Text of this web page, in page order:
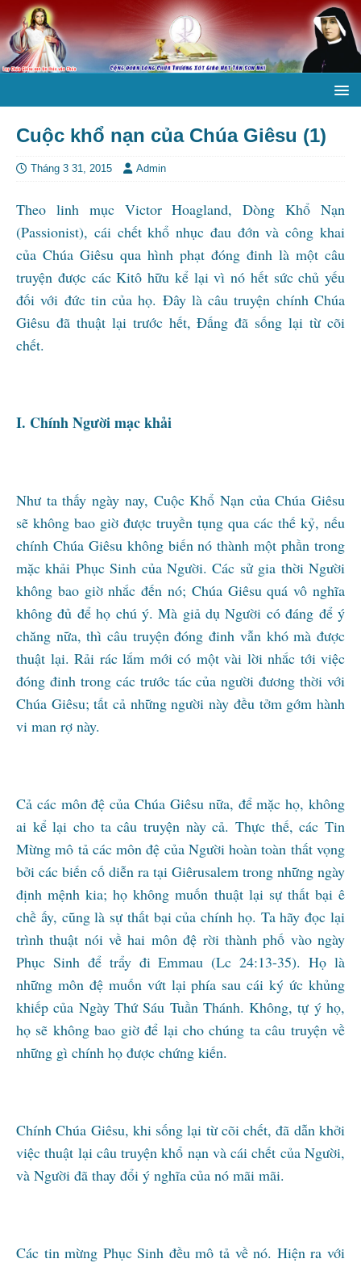
Cuộc khổ nạn của Chúa Giêsu (1)
Tháng 3 31, 2015 Admin
Theo linh mục Victor Hoagland, Dòng Khổ Nạn
(Passionist), cái chết khổ nhục đau đớn và công khai
của Chúa Giêsu qua hình phạt đóng đinh là một câu
truyện được các Kitô hữu kể lại vì nó hết sức chủ yếu
đối với đức tin của họ. Đây là câu truyện chính Chúa
Giêsu đã thuật lại trước hết, Đấng đã sống lại từ cõi
chết.
I. Chính Người mạc khải
Như ta thấy ngày nay, Cuộc Khổ Nạn của Chúa Giêsu
sẽ không bao giờ được truyền tụng qua các thế kỷ, nếu
chính Chúa Giêsu không biến nó thành một phần trong
mặc khải Phục Sinh của Người. Các sử gia thời Người
không bao giờ nhắc đến nó; Chúa Giêsu quá vô nghĩa
không đủ để họ chú ý. Mà giả dụ Người có đáng để ý
chăng nữa, thì câu truyện đóng đinh vẫn khó mà được
thuật lại. Rải rác lắm mới có một vài lời nhắc tới việc
đóng đinh trong các trước tác của người đương thời với
Chúa Giêsu; tất cả những người này đều tởm gớm hành
vi man rợ này.
Cả các môn đệ của Chúa Giêsu nữa, để mặc họ, không
ai kể lại cho ta câu truyện này cả. Thực thế, các Tin
Mừng mô tả các môn đệ của Người hoàn toàn thất vọng
bởi các biến cố diễn ra tại Giêrusalem trong những ngày
định mệnh kia; họ không muốn thuật lại sự thất bại ê
chề ấy, cũng là sự thất bại của chính họ. Ta hãy đọc lại
trình thuật nói về hai môn đệ rời thành phố vào ngày
Phục Sinh để trẩy đi Emmau (Lc 24:13-35). Họ là
những môn đệ muốn vứt lại phía sau cái ký ức khủng
khiếp của Ngày Thứ Sáu Tuần Thánh. Không, tự ý họ,
họ sẽ không bao giờ để lại cho chúng ta câu truyện về
những gì chính họ được chứng kiến.
Chính Chúa Giêsu, khi sống lại từ cõi chết, đã dẫn khởi
việc thuật lại câu truyện khổ nạn và cái chết của Người,
và Người đã thay đổi ý nghĩa của nó mãi mãi.
Các tin mừng Phục Sinh đều mô tả về nó. Hiện ra với